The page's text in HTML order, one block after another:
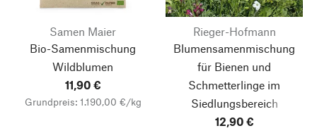
Samen Maier
Bio-Samenmischung
Wildblumen
11,90 €
Grundpreis: 1.190,00 €/kg
Rieger-Hofmann
Blumensamenmischung
für Bienen und
Schmetterlinge im
Siedlungsbereich
12,90 €